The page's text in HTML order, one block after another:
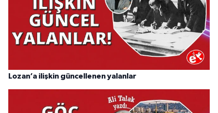
Lozan’a ilişkin güncellenen yalanlar